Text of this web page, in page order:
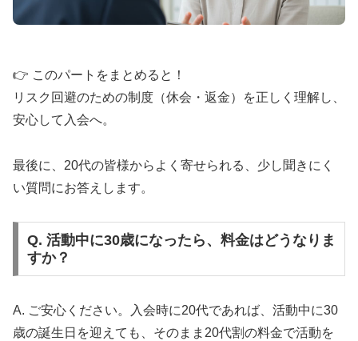
📋 結婚相談所比較ネット：厳選17社を一括比
較
💰
完全無料 ・支援金最大10万円
📱
1分で完了 ・デジタル資料
複数の結婚相談所を効率的に比較検討。年代に合わ
👉 このパートをまとめると！
リスク回避のための制度（休会・返金）を正しく理解し、
安心して入会へ。
最後に、20代の皆様からよく寄せられる、少し聞きにく
い質問にお答えします。
Q. 活動中に30歳になったら、料金はどうなりま
すか？
A. ご安心ください。入会時に20代であれば、活動中に30
歳の誕生日を迎えても、そのまま20代割の料金で活動を